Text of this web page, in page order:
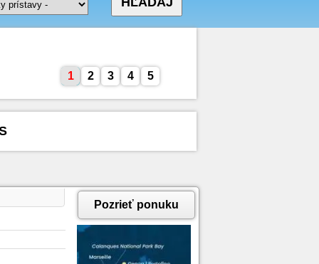
5
4
3
2
1
Pozrieť ponuku